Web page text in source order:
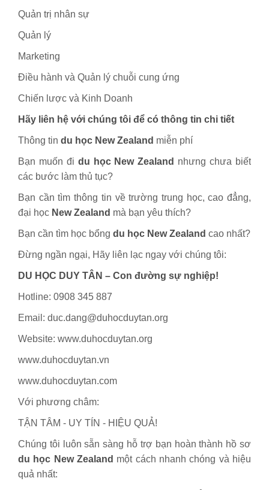
Quản trị nhân sự
Quản lý
Marketing
Điều hành và Quản lý chuỗi cung ứng
Chiến lược và Kinh Doanh
Hãy liên hệ với chúng tôi để có thông tin chi tiết
Thông tin du học New Zealand miễn phí
Bạn muốn đi du học New Zealand nhưng chưa biết
các bước làm thủ tục?
Bạn cần tìm thông tin về trường trung học, cao đẳng,
đại học New Zealand mà bạn yêu thích?
Bạn cần tìm học bổng du học New Zealand cao nhất?
Đừng ngần ngại, Hãy liên lạc ngay với chúng tôi:
DU HỌC DUY TÂN – Con đường sự nghiệp!
Hotline: 0908 345 887
Email: duc.dang@duhocduytan.org
Website: www.duhocduytan.org
www.duhocduytan.vn
www.duhocduytan.com
Với phương châm:
TẬN TÂM - UY TÍN - HIỆU QUẢ!
Chúng tôi luôn sẵn sàng hỗ trợ bạn hoàn thành hồ sơ
du học New Zealand một cách nhanh chóng và hiệu
quả nhất: